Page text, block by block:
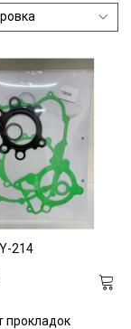
214
прокладок